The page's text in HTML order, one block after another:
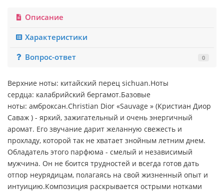
Описание
Характеристики
Вопрос-ответ
0
Верхние ноты: китайский перец sichuan.Ноты
сердца: калабрийский бергамот.Базовые
ноты: амброксан.Christian Dior «Sauvage » (Кристиан Диор
Саваж ) - яркий, зажигательный и очень энергичный
аромат. Его звучание дарит желанную свежесть и
прохладу, которой так не хватает знойным летним днем.
Обладатель этого парфюма - смелый и независимый
мужчина. Он не боится трудностей и всегда готов дать
отпор неурядицам, полагаясь на свой жизненный опыт и
интуицию.Композиция раскрывается острыми нотками